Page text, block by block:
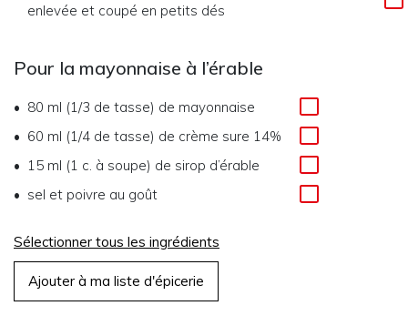
enlevée et coupé en petits dés
Pour la mayonnaise à l’érable
80 ml (1/3 de tasse) de mayonnaise
60 ml (1/4 de tasse) de crème sure 14%
15 ml (1 c. à soupe) de sirop d’érable
sel et poivre au goût
Sélectionner tous les ingrédients
Ajouter à ma liste d'épicerie